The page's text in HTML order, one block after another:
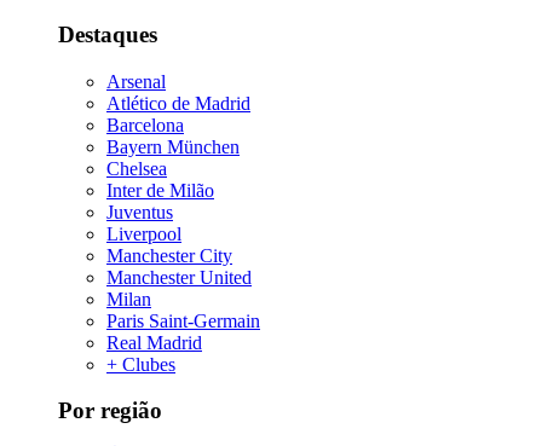
Destaques
Arsenal
Atlético de Madrid
Barcelona
Bayern München
Chelsea
Inter de Milão
Juventus
Liverpool
Manchester City
Manchester United
Milan
Paris Saint-Germain
Real Madrid
+ Clubes
Por região